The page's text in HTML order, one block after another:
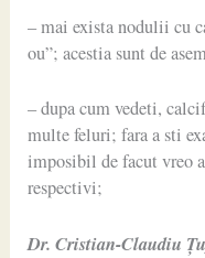
– mai exista nodulii cu
ou”; acestia sunt de
– dupa cum vedeti,
multe feluri; fara a sti
imposibil de facut vreo
respectivi;
Dr. Cristian-Claudiu